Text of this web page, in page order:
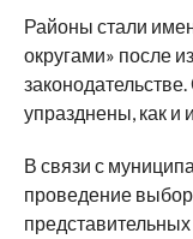
Районы стали
округами» после
упразднены, как и
В связи с
проведение